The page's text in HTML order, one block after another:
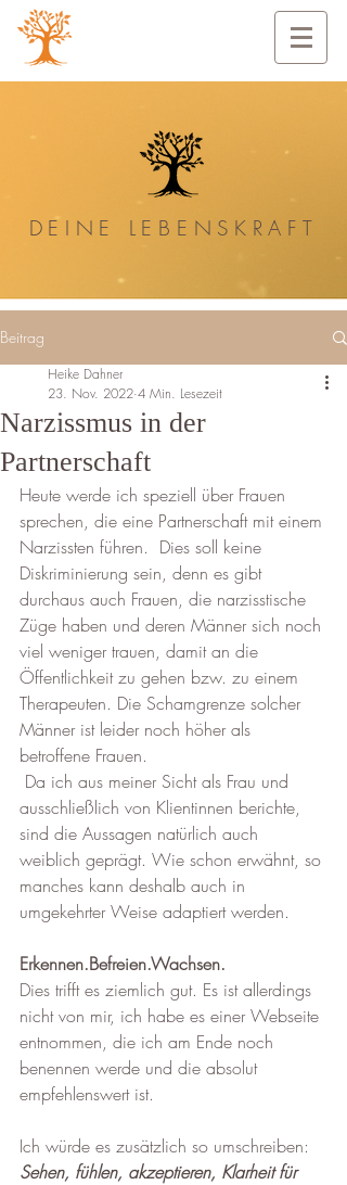
DEINE LEBENSKRAFT
Beitrag
Narzissmus in der
Partnerschaft
Heike Dahner
23. Nov. 2022 4 Min. Lesezeit
Heute werde ich speziell über Frauen
sprechen, die eine Partnerschaft mit einem
Narzissten führen.  Dies soll keine
Diskriminierung sein, denn es gibt
durchaus auch Frauen, die narzisstische
Züge haben und deren Männer sich noch
viel weniger trauen, damit an die
Öffentlichkeit zu gehen bzw. zu einem
Therapeuten. Die Schamgrenze solcher
Männer ist leider noch höher als
betroffene Frauen.
ausschließlich von Klientinnen berichte,
sind die Aussagen natürlich auch
weiblich geprägt. Wie schon erwähnt, so
manches kann deshalb auch in
umgekehrter Weise adaptiert werden.
Erkennen.Befreien.Wachsen.
Dies trifft es ziemlich gut. Es ist allerdings
nicht von mir, ich habe es einer Webseite
entnommen, die ich am Ende noch
benennen werde und die absolut
empfehlenswert ist.
Ich würde es zusätzlich so umschreiben:
Sehen, fühlen, akzeptieren, Klarheit für